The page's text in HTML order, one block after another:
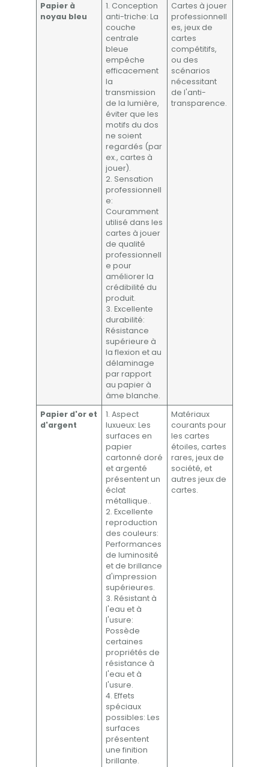
Papier à
noyau bleu
1. Conception
anti-triche: La
couche
centrale
bleue
empêche
efficacement
la
transmission
de la lumière,
éviter que les
motifs du dos
ne soient
regardés (par
ex., cartes à
jouer).
2. Sensation
professionnell
e:
Couramment
utilisé dans les
cartes à jouer
de qualité
professionnell
e pour
améliorer la
crédibilité du
produit.
3. Excellente
durabilité:
Résistance
supérieure à
la flexion et au
délaminage
par rapport
au papier à
âme blanche.
Cartes à jouer
professionnell
es, jeux de
cartes
compétitifs,
ou des
scénarios
nécessitant
de l'anti-
transparence.
Papier d'or et
d'argent
1. Aspect
luxueux: Les
surfaces en
papier
cartonné doré
et argenté
présentent un
éclat
métallique..
2. Excellente
reproduction
des couleurs:
Performances
de luminosité
et de brillance
d'impression
supérieures.
3. Résistant à
l'eau et à
l'usure:
Possède
certaines
propriétés de
résistance à
l'eau et à
l'usure.
4. Effets
spéciaux
possibles: Les
surfaces
présentent
une finition
brillante.
Matériaux
courants pour
les cartes
étoiles, cartes
rares, jeux de
société, et
autres jeux de
cartes.